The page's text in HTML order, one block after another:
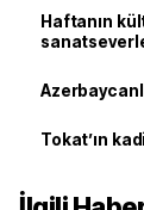
Haftanın
Tokat’ın